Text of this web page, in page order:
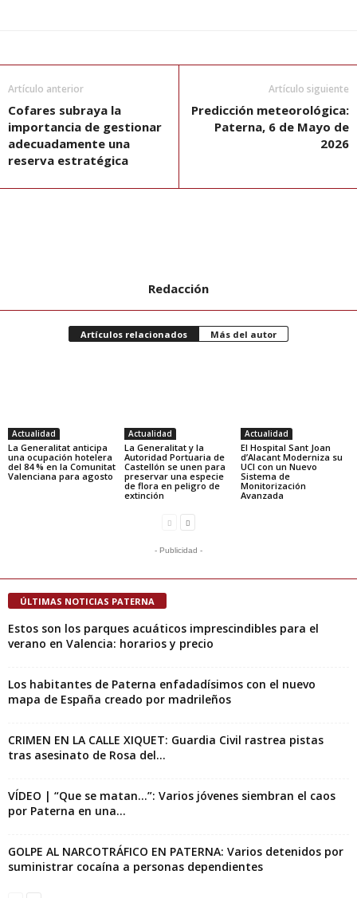
Artículo anterior
Cofares subraya la
importancia de gestionar
adecuadamente una
reserva estratégica
Artículo siguiente
Predicción meteorológica:
Paterna, 6 de Mayo de
2026
Redacción
Artículos relacionados Más del autor
Actualidad
La Generalitat anticipa
una ocupación hotelera
del 84 % en la Comunitat
Valenciana para agosto
Actualidad
La Generalitat y la
Autoridad Portuaria de
Castellón se unen para
preservar una especie
de flora en peligro de
extinción
Actualidad
El Hospital Sant Joan
d’Alacant Moderniza su
UCI con un Nuevo
Sistema de
Monitorización
Avanzada
- Publicidad -
ÚLTIMAS NOTICIAS PATERNA
Estos son los parques acuáticos imprescindibles para el
verano en Valencia: horarios y precio
Los habitantes de Paterna enfadadísimos con el nuevo
mapa de España creado por madrileños
CRIMEN EN LA CALLE XIQUET: Guardia Civil rastrea pistas
tras asesinato de Rosa del...
VÍDEO | “Que se matan…”: Varios jóvenes siembran el caos
por Paterna en una...
GOLPE AL NARCOTRÁFICO EN PATERNA: Varios detenidos por
suministrar cocaína a personas dependientes